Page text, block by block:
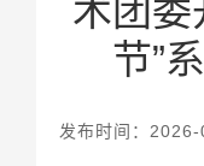
节”
发布时间：